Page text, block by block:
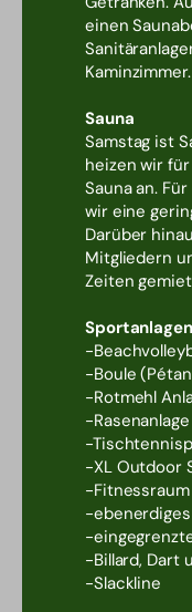
einen
Kaminzimmer.
Sauna
Samstag ist
heizen wir
Sauna an.
wir eine
Darüber
Mitgliedern
Zeiten
Sportanlagen
-
-Boule
-Rotmehl
-
-
-XL Outdoor
-Fitnessraum
-
-
-Billard, Dart
-Slackline